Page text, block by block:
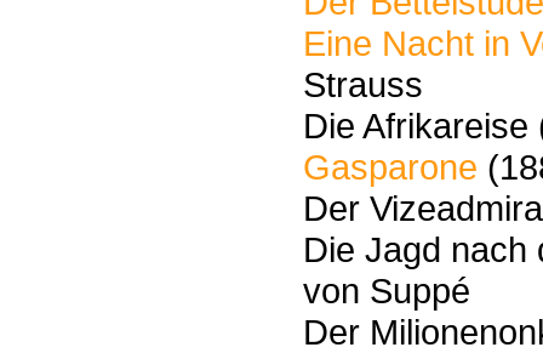
Eine Nacht in
Strauss
Die
Gasparone
Der
Die Jagd nach
von Suppé
Der